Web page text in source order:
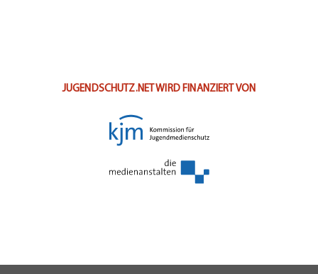
JUGENDSCHUTZ.NET WIRD FINANZIERT VON